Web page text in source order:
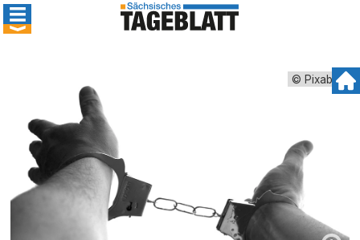
© Pixabay